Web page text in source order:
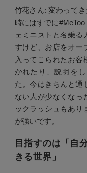
竹花さん: 変わって
時にはすでに
ェミニストと名乗る
すけど、お店をオー
入ってこられたお客
かれたり、説明を
た。今はきちんと通
ない人が少なくなっ
ックラッシュもあり
が強いです。
目指すのは「自
きる世界」